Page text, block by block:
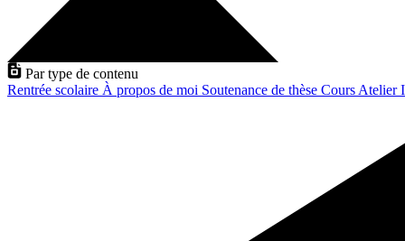
Par type de contenu
Rentrée scolaire À propos de moi Soutenance de thèse Cours Atelier